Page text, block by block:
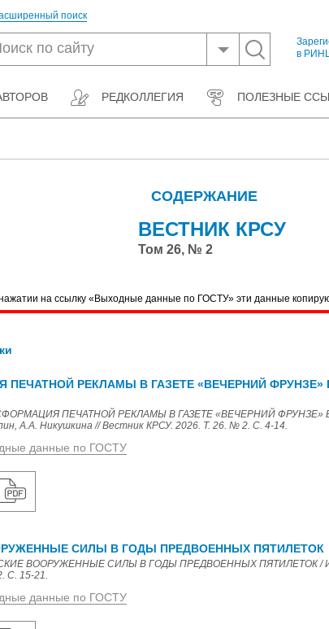
поиск
в
РЕДКОЛЛЕГИЯ ПОЛЕЗНЫЕ
СОДЕРЖАНИЕ
ВЕСТНИК КРСУ
Том 26, № 2
на ссылку «Выходные данные по ГОСТУ» эти данные
ПЕЧАТНОЙ РЕКЛАМЫ В ГАЗЕТЕ «ВЕЧЕРНИЙ
ПЕЧАТНОЙ РЕКЛАМЫ В ГАЗЕТЕ «ВЕЧЕРНИЙ
А.А. Никушкина // Вестник КРСУ. 2026. Т. 26. № 2. С. 4-14.
данные по ГОСТУ
СИЛЫ В ГОДЫ ПРЕДВОЕННЫХ ПЯТИЛЕТОК
ВООРУЖЕННЫЕ СИЛЫ В ГОДЫ ПРЕДВОЕННЫХ ПЯТИЛЕТОК /
С. 15-21.
данные по ГОСТУ